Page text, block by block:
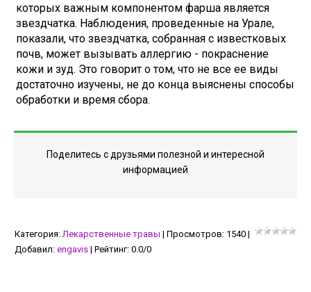
которых важным компонентом фарша является
звездчатка. Наблюдения, проведенные на Урале,
показали, что звездчатка, собранная с известковых
почв, может вызывать аллергию - покраснение
кожи и зуд. Это говорит о том, что не все ее виды
достаточно изучены, не до конца выяснены способы
обработки и время сбора.
Поделитесь с друзьями полезной и интересной
информацией
Категория: Лекарственные травы | Просмотров: 1540 |
Добавил: engavis | Рейтинг: 0.0/0